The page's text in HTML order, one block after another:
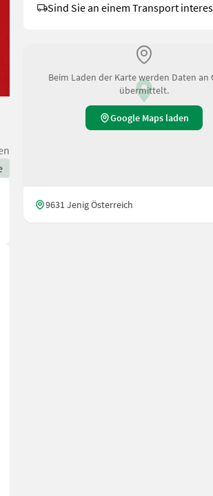
Sind Sie an einem Transport
Beim Laden der Karte werden Daten an
übermittelt.
Google Maps laden
9631 Jenig Österreich